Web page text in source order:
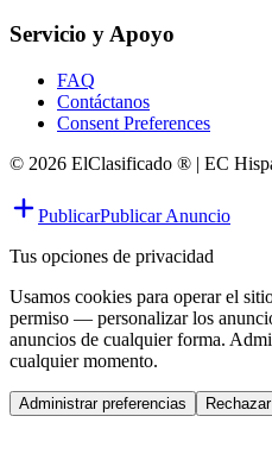
Servicio y Apoyo
FAQ
Contáctanos
Consent Preferences
© 2026 ElClasificado ® | EC
PublicarPublicar Anuncio
Tus opciones de privacidad
Usamos cookies para operar el
permiso — personalizar los
anuncios de cualquier forma.
cualquier momento.
Administrar preferencias